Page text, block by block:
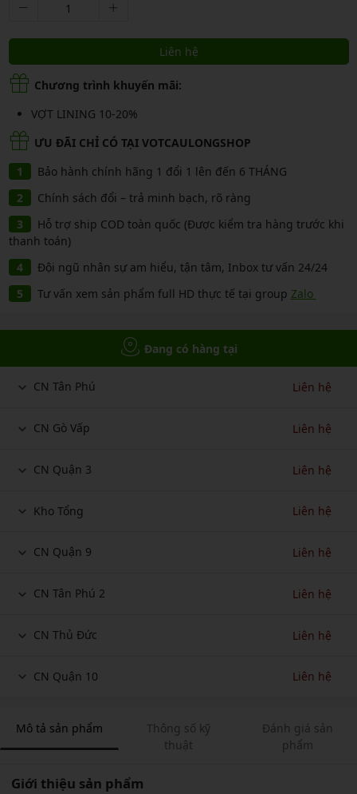
Liên hệ
Chương trình khuyến mãi:
VỢT LINING 10-20%
ƯU ĐÃI CHỈ CÓ TẠI VOTCAULONGSHOP
Bảo hành chính hãng 1 đổi 1 lên đến 6 THÁNG
Chính sách đổi – trả minh bạch, rõ ràng
Hỗ trợ ship COD toàn quốc (Được kiểm tra hàng trước khi
thanh toán)
Đội ngũ nhân sự am hiểu, tận tâm, Inbox tư vấn 24/24
Tư vấn xem sản phẩm full HD thực tế tại group Zalo
Đang có hàng tại
CN Tân Phú Liên hệ
CN Gò Vấp Liên hệ
CN Quận 3 Liên hệ
Kho Tổng Liên hệ
CN Quận 9 Liên hệ
CN Tân Phú 2 Liên hệ
CN Thủ Đức Liên hệ
CN Quận 10 Liên hệ
Mô tả sản phẩm
Thông số kỹ
thuật
Đánh giá sản
phẩm
Giới thiệu sản phẩm